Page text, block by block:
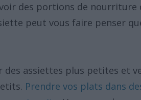
des portions de nourriture
peut vous faire penser
assiettes plus petites et
Prendre vos plats dans